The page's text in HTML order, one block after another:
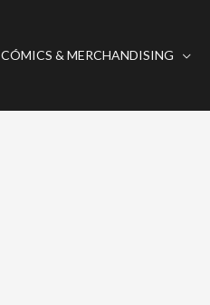
CÓMICS & MERCHANDISING